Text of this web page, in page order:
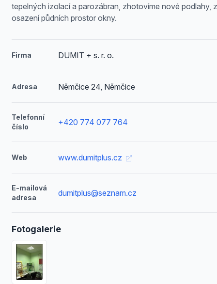
tepelných izolací a parozábran, zhotovíme nové podlahy,
osazení půdních prostor okny.
Firma DUMIT + s. r. o.
Adresa Němčice 24, Němčice
Telefonní
číslo
+420 774 077 764
Web www.dumitplus.cz
E-mailová
adresa
dumitplus@seznam.cz
Fotogalerie